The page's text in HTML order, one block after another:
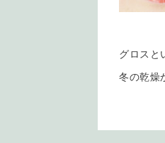
グロスと
冬の乾燥